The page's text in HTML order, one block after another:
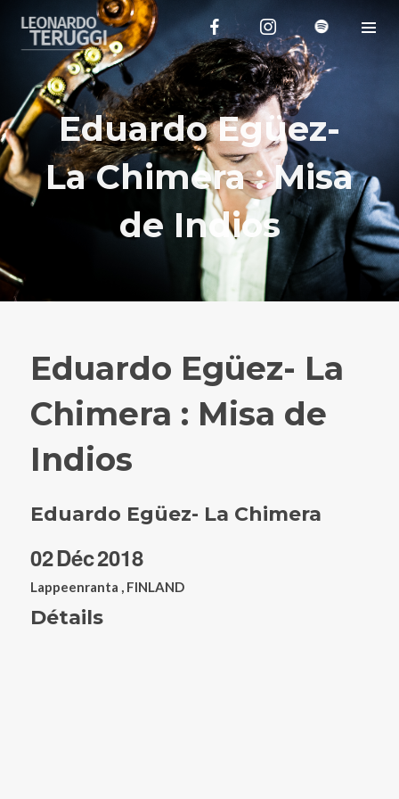
Eduardo Egüez-
La Chimera : Misa
de Indios
Eduardo Egüez- La
Chimera : Misa de
Indios
Eduardo Egüez- La Chimera
02Déc2018
Lappeenranta , FINLAND
Détails